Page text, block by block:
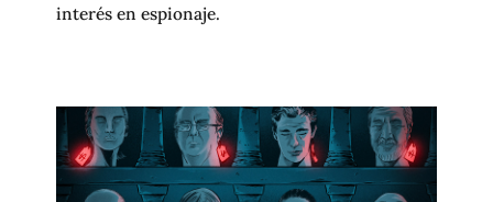
interés en espionaje.